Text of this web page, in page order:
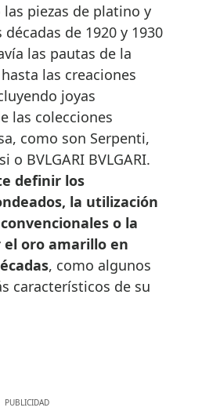
piezas de platino y
de 1920 y 1930
las pautas de la
las creaciones
joyas
las colecciones
como son Serpenti,
o BVLGARI BVLGARI.
definir los
la utilización
o la
el oro amarillo en
, como algunos
característicos de su